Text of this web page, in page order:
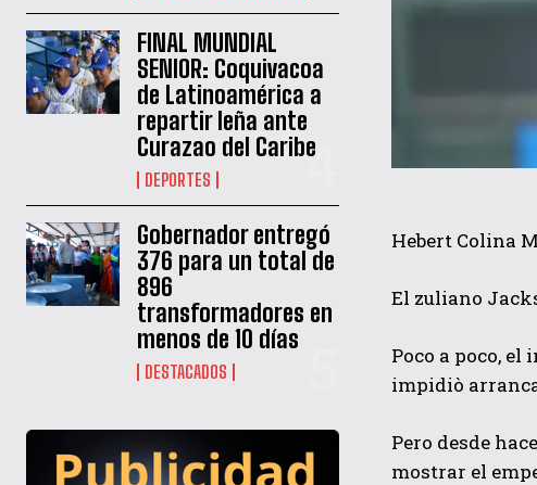
FINAL MUNDIAL
SENIOR: Coquivacoa
de Latinoamérica a
repartir leña ante
Curazao del Caribe
DEPORTES
Gobernador entregó
376 para un total de
896
transformadores en
menos de 10 días
DESTACADOS
Hebert Colina
El zuliano
Poco a poco,
impidiò
Pero desde
mostrar el